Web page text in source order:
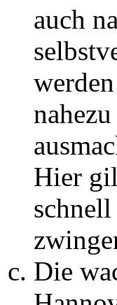
auch
Hier
Die